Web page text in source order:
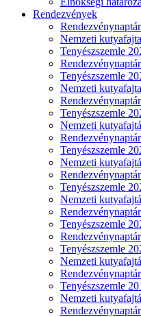
Rendezvények
Nemzeti
Tenyészszemle
Tenyészszemle
Nemzeti
Tenyészszemle
Nemzeti
Tenyészszemle
Nemzeti
Tenyészszemle
Nemzeti
Tenyészszemle
Tenyészszemle
Nemzeti
Tenyészszemle
Nemzeti